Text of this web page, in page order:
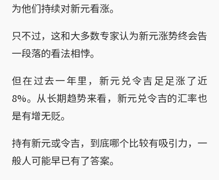
为他们持续对新元看涨。
只不过，这和大多数专家认为新元涨势终会告
一段落的看法相悖。
但在过去一年里，新元兑令吉足足涨了近
8%。从长期趋势来看，新元兑令吉的汇率也
是有增无贬。
持有新元或令吉，到底哪个比较有吸引力，一
般人可能早已有了答案。